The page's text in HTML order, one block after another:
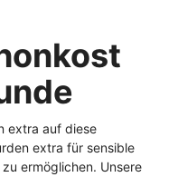
extra auf diese
extra für sensible
ermöglichen. Unsere